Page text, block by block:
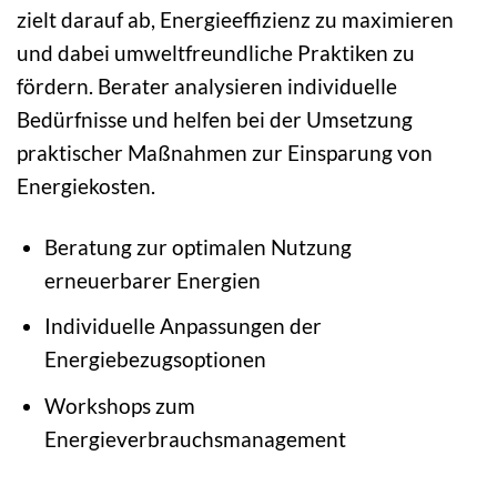
zielt darauf ab, Energieeffizienz zu maximieren
und dabei umweltfreundliche Praktiken zu
fördern. Berater analysieren individuelle
Bedürfnisse und helfen bei der Umsetzung
praktischer Maßnahmen zur Einsparung von
Energiekosten.
Beratung zur optimalen Nutzung
erneuerbarer Energien
Individuelle Anpassungen der
Energiebezugsoptionen
Workshops zum
Energieverbrauchsmanagement